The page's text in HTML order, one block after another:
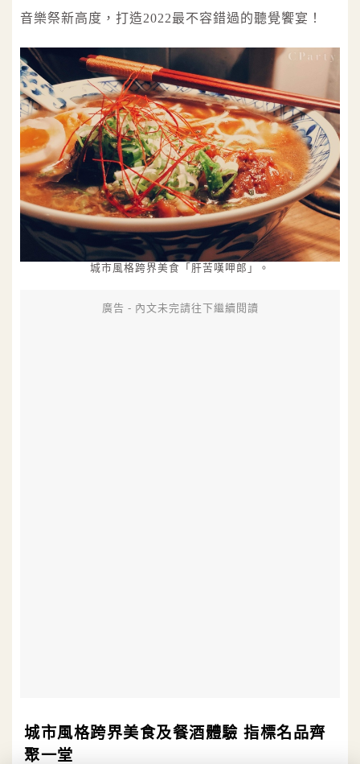
音樂祭新高度，打造2022最不容錯過的聽覺饗宴！
城市風格跨界美食「肝苦嘆呷郎」。
廣告 - 內文未完請往下繼續閱讀
城市風格跨界美食及餐酒體驗 指標名品齊
聚一堂